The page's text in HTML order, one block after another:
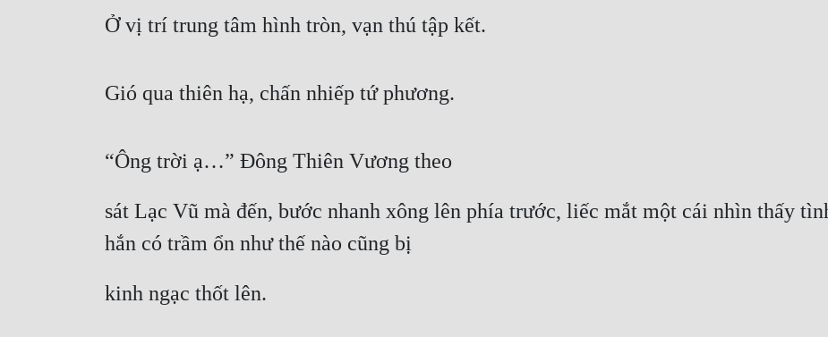
Ở vị trí trung tâm hình tròn, vạn thú tập kết.
Gió qua thiên hạ, chấn nhiếp tứ phương.
“Ông trời ạ…” Đông Thiên Vương theo
sát Lạc Vũ mà đến, bước nhanh xông lên phía trước, liếc mắt một cái nhìn thấy
hắn có trầm ổn như thế nào cũng bị
kinh ngạc thốt lên.